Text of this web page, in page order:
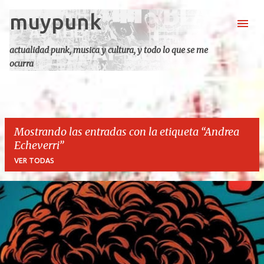
Ir al contenido principal
muypunk
actualidad punk, musica y cultura, y todo lo que se me
ocurra
Mostrando las entradas con la etiqueta Andrea
Echeverri
VER TODAS
E
t
r